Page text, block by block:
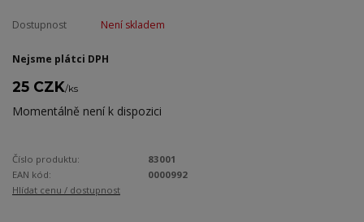
Dostupnost Není skladem
Nejsme plátci DPH
25 CZK/ks
Momentálně není k dispozici
Číslo produktu:
83001
EAN kód:
0000992
Hlídat cenu / dostupnost